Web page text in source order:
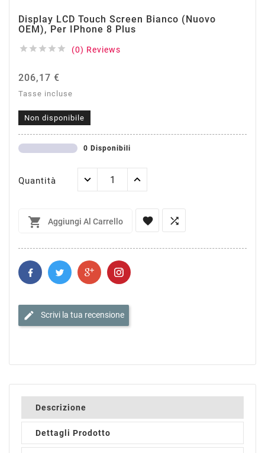
Display LCD Touch Screen Bianco (Nuovo
OEM), Per IPhone 8 Plus
     (0) Reviews
206,17 €
Tasse incluse
Non disponibile
0 Disponibili
Quantità
 Aggiungi Al Carrello  
edit Scrivi la tua recensione
Descrizione
Dettagli Prodotto